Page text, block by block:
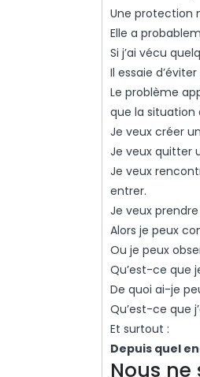
Une protection
Elle a
Si j’ai vécu
Il essaie
Le problème
que la situation
Je veux créer
Je veux quitter
Je veux
entrer.
Je veux
Alors je peux
Ou je peux
Qu’est-ce que
De quoi ai-je
Qu’est-ce que
Et surtout :
Depuis quel
Nous